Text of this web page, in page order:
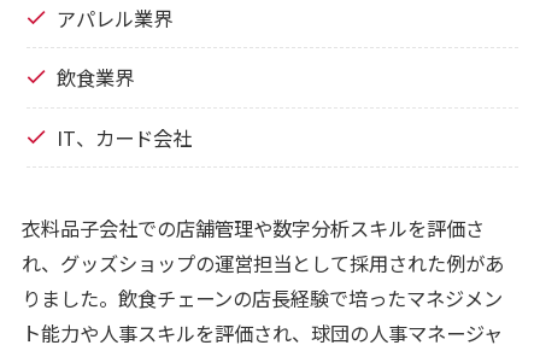
アパレル業界
飲食業界
IT、カード会社
衣料品子会社での店舗管理や数字分析スキルを評価さ
れ、グッズショップの運営担当として採用された例があ
りました。飲食チェーンの店長経験で培ったマネジメン
ト能力や人事スキルを評価され、球団の人事マネージャ